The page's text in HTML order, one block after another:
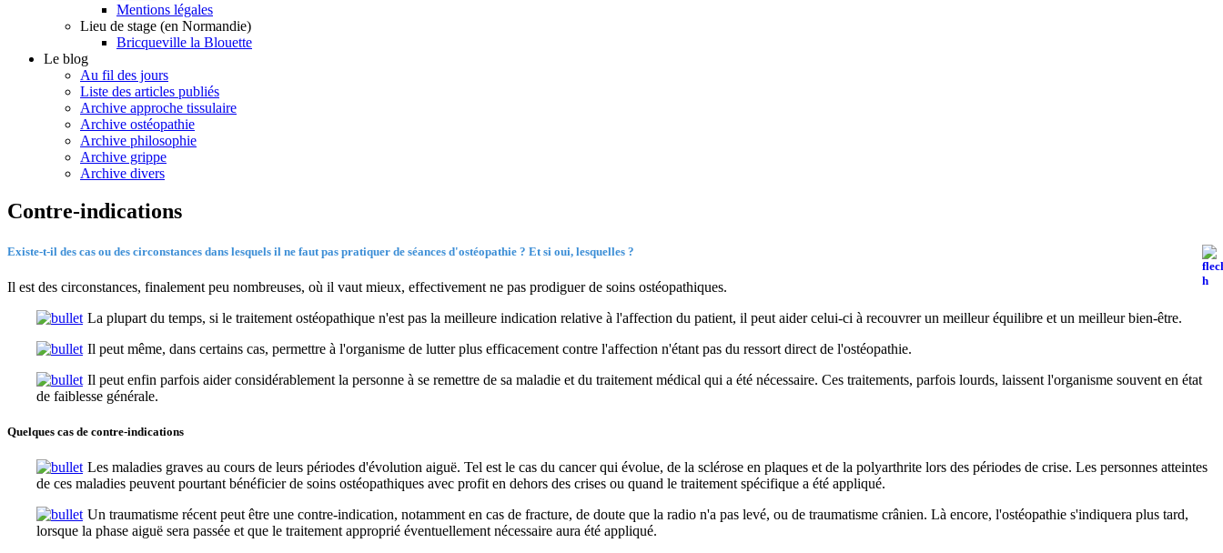
Mentions légales
Lieu de stage (en Normandie)
Bricqueville la Blouette
Le blog
Au fil des jours
Liste des articles publiés
Archive approche tissulaire
Archive ostéopathie
Archive philosophie
Archive grippe
Archive divers
Contre-indications
Existe-t-il des cas ou des circonstances dans lesquels il ne faut pas pratiquer de séances d'ostéopathie ? Et si oui, lesquelles ?
Il est des circonstances, finalement peu nombreuses, où il vaut mieux, effectivement ne pas prodiguer de soins ostéopathiques.
La plupart du temps, si le traitement ostéopathique n'est pas la meilleure indication relative à l'affection du patient, il peut aider celui-ci à recouvrer un meilleur équilibre et un meilleur bien-être.
Il peut même, dans certains cas, permettre à l'organisme de lutter plus efficacement contre l'affection n'étant pas du ressort direct de l'ostéopathie.
Il peut enfin parfois aider considérablement la personne à se remettre de sa maladie et du traitement médical qui a été nécessaire. Ces traitements, parfois lourds, laissent l'organisme souvent en état
de faiblesse générale.
Quelques cas de contre-indications
Les maladies graves au cours de leurs périodes d'évolution aiguë. Tel est le cas du cancer qui évolue, de la sclérose en plaques et de la polyarthrite lors des périodes de crise. Les personnes atteintes
de ces maladies peuvent pourtant bénéficier de soins ostéopathiques avec profit en dehors des crises ou quand le traitement spécifique a été appliqué.
Un traumatisme récent peut être une contre-indication, notamment en cas de fracture, de doute que la radio n'a pas levé, ou de traumatisme crânien. Là encore, l'ostéopathie s'indiquera plus tard,
lorsque la phase aiguë sera passée et que le traitement approprié éventuellement nécessaire aura été appliqué.